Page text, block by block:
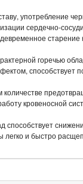
употребление
сердечно-
старение
горечью
способствует
кровеносной
способствует
легко и быстро